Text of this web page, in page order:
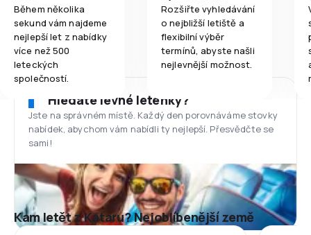
Během několika
sekund vám najdeme
nejlepší let z nabídky
více než 500
leteckých
společností.
Rozšiřte vyhledávání
o nejbližší letiště a
flexibilní výběr
termínů, abyste našli
nejlevnější možnost.
Hledáte levné letenky?
Jste na správném místě. Každý den porovnáváme stovky
nabídek, abychom vám nabídli ty nejlepší. Přesvědčte se
sami!
Kam letět z Kataru? Nejoblíbenější země